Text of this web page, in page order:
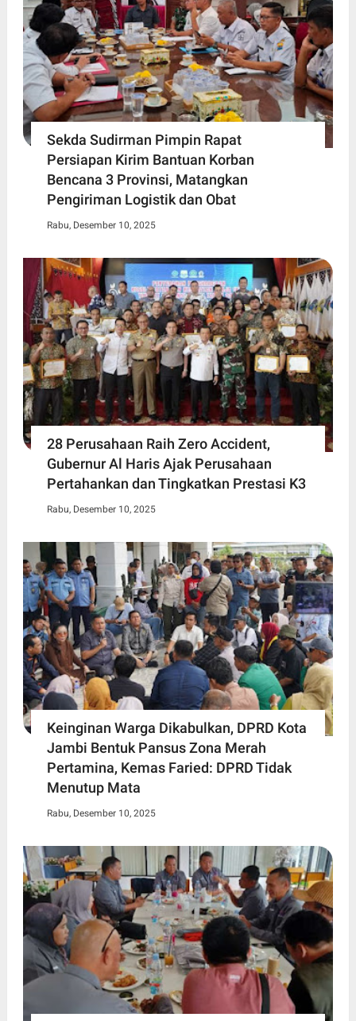
Sekda Sudirman Pimpin Rapat
Persiapan Kirim Bantuan Korban
Bencana 3 Provinsi, Matangkan
Pengiriman Logistik dan Obat
Rabu, Desember 10, 2025
28 Perusahaan Raih Zero Accident,
Gubernur Al Haris Ajak Perusahaan
Pertahankan dan Tingkatkan Prestasi K3
Rabu, Desember 10, 2025
Keinginan Warga Dikabulkan, DPRD Kota
Jambi Bentuk Pansus Zona Merah
Pertamina, Kemas Faried: DPRD Tidak
Menutup Mata
Rabu, Desember 10, 2025